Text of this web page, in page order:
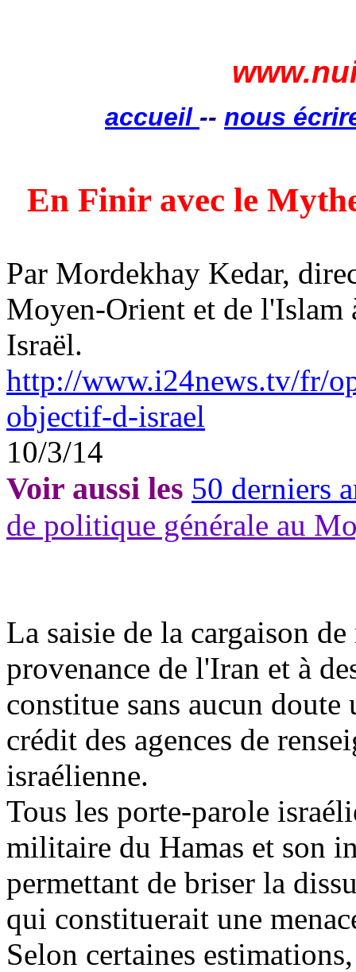
accueil -- nous
En Finir avec le
Par Mordekhay Kedar,
Moyen-Orient et de l'Islam
Israël.
http://www.i24news.tv/fr/
objectif-d-israel
10/3/14
Voir aussi les 50 derniers
de politique générale au
La saisie de la cargaison
provenance de l'Iran et à
constitue sans aucun
crédit des agences de
israélienne.
Tous les porte-parole
militaire du Hamas et son
permettant de briser la
qui constituerait une
Selon certaines